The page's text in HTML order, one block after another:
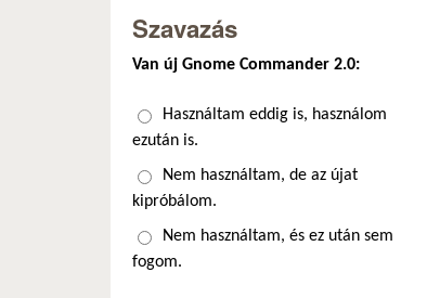
Szavazás
Van új Gnome Commander 2.0:
Választások
Használtam eddig is, használom
ezután is.
Nem használtam, de az újat
kipróbálom.
Nem használtam, és ez után sem
fogom.